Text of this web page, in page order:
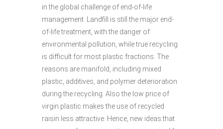
in the global challenge of end-of-life
management. Landfill is still the major end-
of-life treatment, with the danger of
environmental pollution, while true recycling
is difficult for most plastic fractions. The
reasons are manifold, including mixed
plastic, additives, and polymer deterioration
during the recycling. Also the low price of
virgin plastic makes the use of recycled
raisin less attractive. Hence, new ideas that